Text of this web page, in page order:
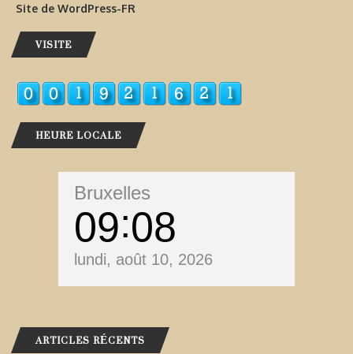
Site de WordPress-FR
VISITE
HEURE LOCALE
Bruxelles
09 08
lundi, août 10, 2026
ARTICLES RÉCENTS